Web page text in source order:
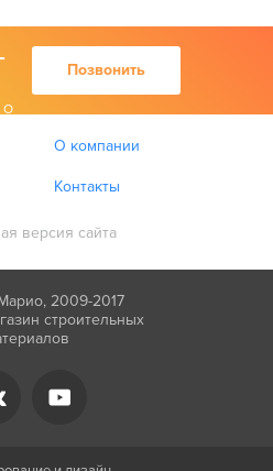
Позвонить
О компании
Контакты
версия сайта
2009-2017
строительных